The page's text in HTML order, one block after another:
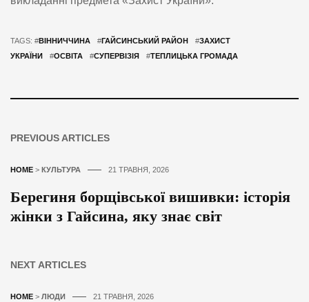
TAGS: #ВІННИЧЧИНА #ГАЙСИНСЬКИЙ РАЙОН #ЗАХИСТ
УКРАЇНИ
#ОСВІТА #СУПЕРВІЗІЯ #ТЕПЛИЦЬКА ГРОМАДА
PREVIOUS ARTICLES
HOME > КУЛЬТУРА 21 ТРАВНЯ, 2026
Берегиня борщівської вишивки: історія
жінки з Гайсина, яку знає світ
NEXT ARTICLES
HOME > ЛЮДИ 21 ТРАВНЯ, 2026